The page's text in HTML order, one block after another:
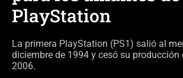
PlayStation
La primera PlayStation (PS1) salió al
diciembre de 1994 y cesó su producción
2006.